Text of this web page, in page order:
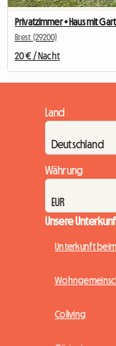
Brest (29200)
20 € / Nacht
Land
Währung
Unsere
Unterkunft
Coliving